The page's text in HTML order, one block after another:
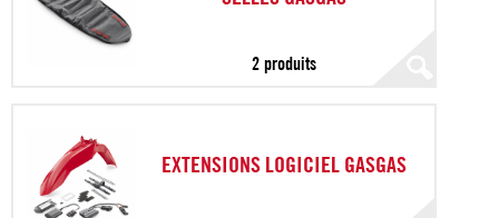
2 produits
EXTENSIONS LOGICIEL GASGAS